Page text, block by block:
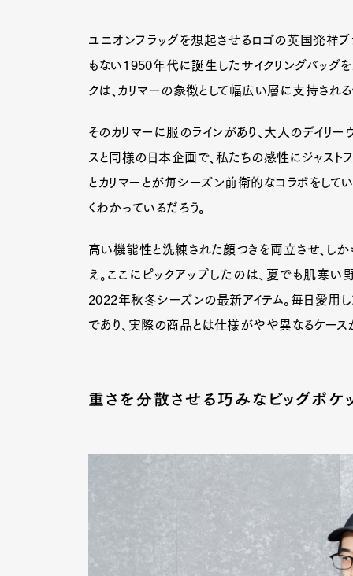
ユニオンフラッグを想起させるロゴの英国発祥ブ
もない1950年代に誕生したサイクリングバッグ
クは、カリマーの象徴として幅広い層に支持され
そのカリマーに服のラインがあり、大人のデイリー
スと同様の日本企画で、私たちの感性にジャスト
とカリマーとが毎シーズン前衛的なコラボをして
くわかっているだろう。
高い機能性と洗練された顔つきを両立させ、し
え。ここにピックアップしたのは、夏でも肌寒
2022年秋冬シーズンの最新アイテム。毎日愛用
であり、実際の商品とは仕様がやや異なるケース
重さを分散させる巧みなビッグポケ